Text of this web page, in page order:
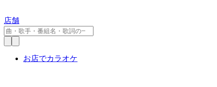
店舗
お店でカラオケ